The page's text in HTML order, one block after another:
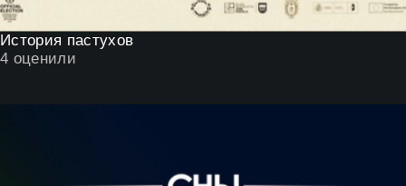
История пастухов
4 оценили